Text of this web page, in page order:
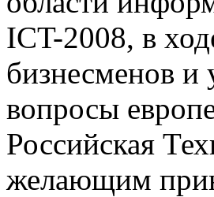
ICT-2008, в
бизнесменов и
вопросы
Российская
желающим